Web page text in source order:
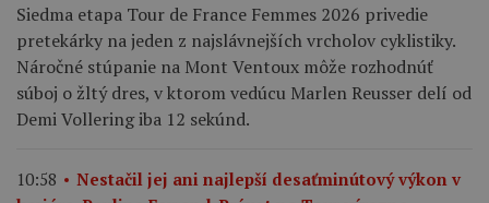
Siedma etapa Tour de France Femmes 2026 privedie
pretekárky na jeden z najslávnejších vrcholov cyklistiky.
Náročné stúpanie na Mont Ventoux môže rozhodnúť
súboj o žltý dres, v ktorom vedúcu Marlen Reusser delí od
Demi Vollering iba 12 sekúnd.
10:58
Nestačil jej ani najlepší desaťminútový výkon v